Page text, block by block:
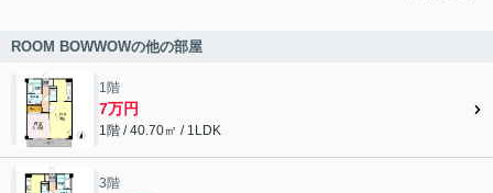
ROOM BOWWOWの他の部屋
1階
7万円
1階 / 40.70㎡ / 1LDK
3階